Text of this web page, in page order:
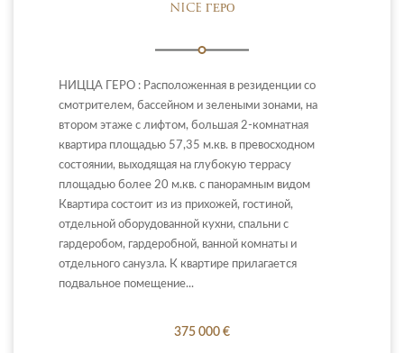
NICE ГЕРО
НИЦЦА ГЕРО : Расположенная в резиденции со
смотрителем, бассейном и зелеными зонами, на
втором этаже с лифтом, большая 2-комнатная
квартира площадью 57,35 м.кв. в превосходном
состоянии, выходящая на глубокую террасу
площадью более 20 м.кв. с панорамным видом
Квартира состоит из из прихожей, гостиной,
отдельной оборудованной кухни, спальни с
гардеробом, гардеробной, ванной комнаты и
отдельного санузла. К квартире прилагается
подвальное помещение...
375 000 €